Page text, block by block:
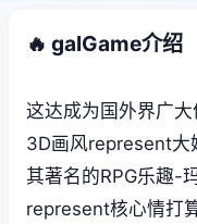
🔥 galGame介绍
这达成为国外界广
3D画风represent大
其著名的RPG乐趣-
represent核心情打